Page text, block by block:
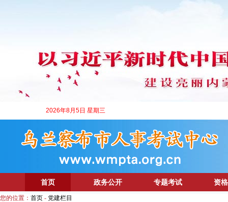
2026年8月5日 星期三
首页 政务公开 专题考试 资
您的位置： 首页 - 党建栏目